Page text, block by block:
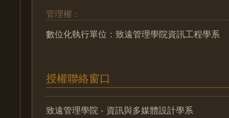
管理權：
數位化執行單位：致遠管理學院資訊工程學系
授權聯絡窗口
致遠管理學院 - 資訊與多媒體設計學系